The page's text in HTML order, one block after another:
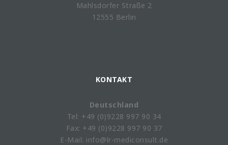
Mahlsdorfer Straße 2
12555 Berlin
KONTAKT
Deutschland
Tel: +49 (0)9228 997 90 34
Fax: +49 (0)9228 997 90 37
E-Mail: info@lr-mediconsult.de